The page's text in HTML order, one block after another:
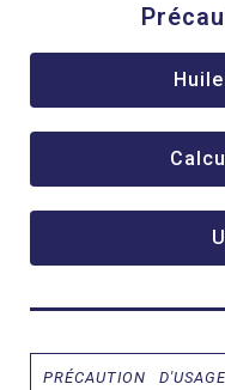
PRÉCAUTION D'USAGE